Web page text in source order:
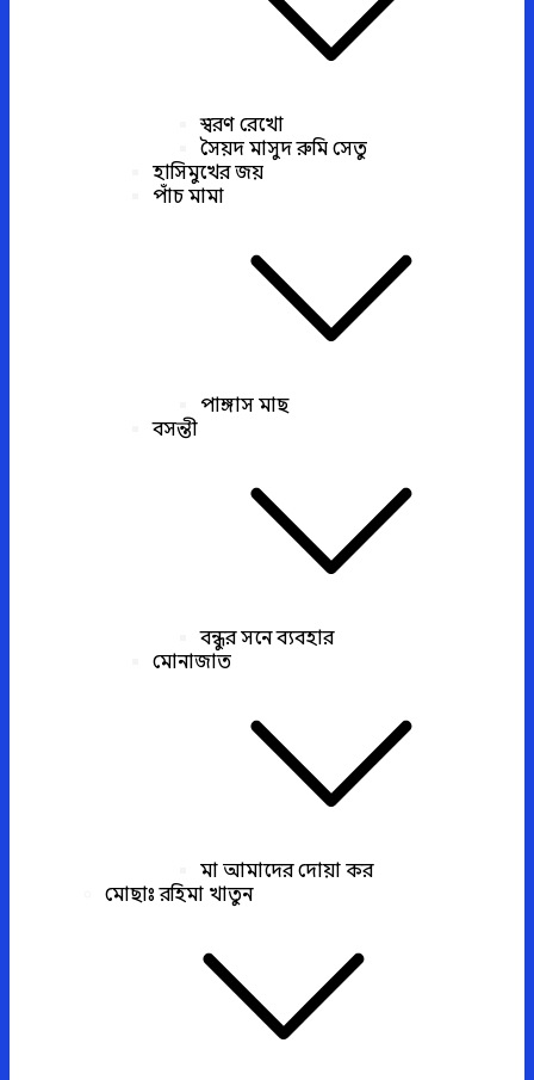
স্বরণ রেখো
সৈয়দ মাসুদ রুমি সেতু
হাসিমুখের জয়
পাঁচ মামা
পাঙ্গাস মাছ
বসন্তী
বন্ধুর সনে ব্যবহার
মোনাজাত
মা আমাদের দোয়া কর
মোছাঃ রহিমা খাতুন